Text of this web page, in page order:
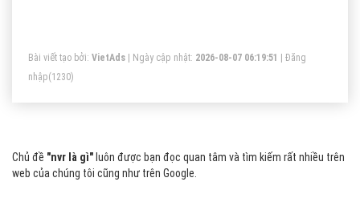
Bài viết tạo bởi: VietAds | Ngày cập nhật: 2026-08-07 06:19:51
Đăng
nhập(1230)
Chủ đề "nvr là gì" luôn được bạn đọc quan tâm và tìm kiếm rất nhiều trên
web của chúng tôi cũng như trên Google.